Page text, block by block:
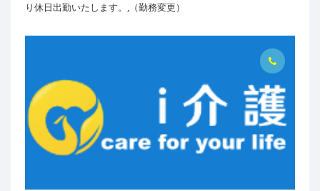
り休日出勤いたします。,（勤務変更）